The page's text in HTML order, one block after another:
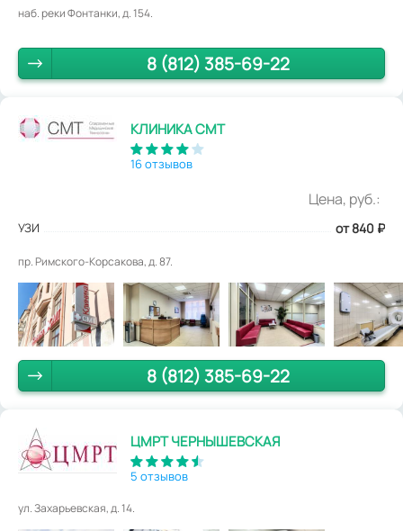
наб. реки Фонтанки, д. 154.
8 (812) 385-69-22
КЛИНИКА СМТ
16 отзывов
Цена, руб.:
УЗИ от 840 ₽
пр. Римского-Корсакова, д. 87.
8 (812) 385-69-22
ЦМРТ ЧЕРНЫШЕВСКАЯ
5 отзывов
ул. Захарьевская, д. 14.